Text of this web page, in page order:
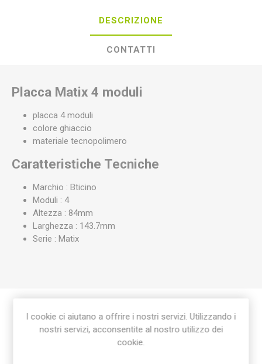
DESCRIZIONE
CONTATTI
Placca Matix 4 moduli
placca 4 moduli
colore ghiaccio
materiale tecnopolimero
Caratteristiche Tecniche
Marchio : Bticino
Moduli : 4
Altezza : 84mm
Larghezza : 143.7mm
Serie : Matix
Etichetta del prodotto
I cookie ci aiutano a offrire i nostri servizi. Utilizzando i
nostri servizi, acconsentite al nostro utilizzo dei
cookie.